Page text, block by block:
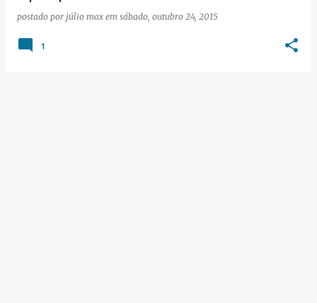
postado por júlio max em sábado, outubro 24, 2015
1